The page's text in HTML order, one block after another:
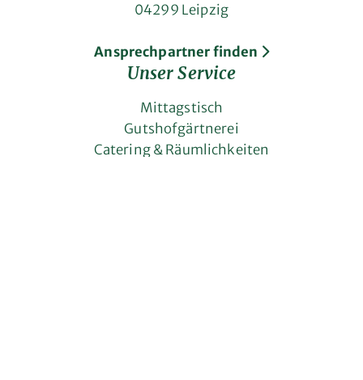
04299 Leipzig
Ansprechpartner finden
Unser Service
Mittagstisch
Gutshofgärtnerei
Catering & Räumlichkeiten